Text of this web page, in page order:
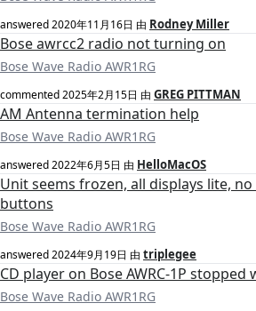
answered2020年11月16日 由 Rodney Miller
Bose awrcc2 radio not turning on
Bose Wave Radio AWR1RG
commented2025年2月15日 由 GREG PITTMAN
AM Antenna termination help
Bose Wave Radio AWR1RG
answered2022年6月5日 由 HelloMacOS
Unit seems frozen, all displays lite,
buttons
Bose Wave Radio AWR1RG
answered2024年9月19日 由 triplegee
CD player on Bose AWRC-1P stopped
Bose Wave Radio AWR1RG